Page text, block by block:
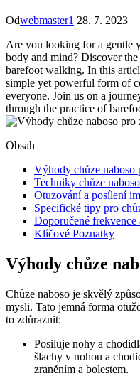
Odwebmaster1 28. 7. 2023
Are you looking for a gentle
body and mind? Discover
barefoot walking. In this
simple yet powerful form of
everyone. Join us on a
through the practice of
Obsah
Výhody chůze naboso
Techniky chůze
Otuzování a posílení
Specifické tipy pro
Doporučené frekvence
Klíčové Poznatky
Výhody chůze
Chůze naboso je skvělý
mysli. Tato jemná forma
to zdůraznit:
Posiluje nohy a
šlachy v nohou a
zraněním a bolestem.